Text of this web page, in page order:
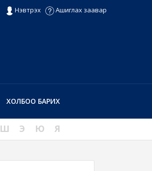
Нэвтрэх Ашиглах заавар
ХОЛБОО БАРИХ
Ш Э Ю Я